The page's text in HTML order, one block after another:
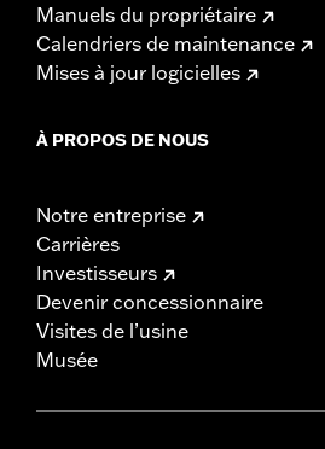
Manuels du propriétaire
Calendriers de maintenance
Mises à jour logicielles
À PROPOS DE NOUS
Notre entreprise
Carrières
Investisseurs
Devenir concessionnaire
Visites de l’usine
Musée